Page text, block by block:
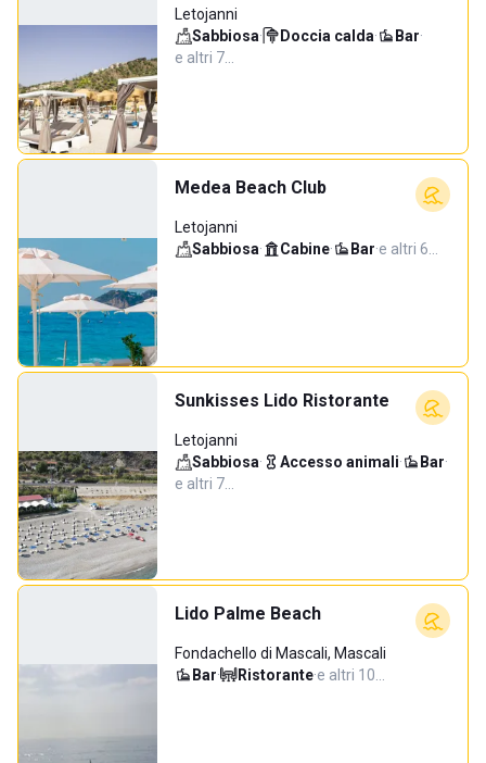
Letojanni
Sabbiosa· Doccia calda· Bar·
e altri 7…
Medea Beach Club
Letojanni
Sabbiosa· Cabine· Bar·e altri 6…
Sunkisses Lido Ristorante
Letojanni
Sabbiosa· Accesso animali· Bar·
e altri 7…
Lido Palme Beach
Fondachello di Mascali, Mascali
Bar· Ristorante·e altri 10…